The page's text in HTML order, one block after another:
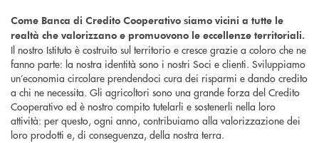
Come Banca di Credito Cooperativo siamo vicini a tutte le
realtà che valorizzano e promuovono le eccellenze territoriali.
Il nostro Istituto è costruito sul territorio e cresce grazie a coloro che ne
fanno parte: la nostra identità sono i nostri Soci e clienti. Sviluppiamo
un’economia circolare prendendoci cura dei risparmi e dando credito
a chi ne necessita. Gli agricoltori sono una grande forza del Credito
Cooperativo ed è nostro compito tutelarli e sostenerli nella loro
attività: per questo, ogni anno, contribuiamo alla valorizzazione dei
loro prodotti e, di conseguenza, della nostra terra.